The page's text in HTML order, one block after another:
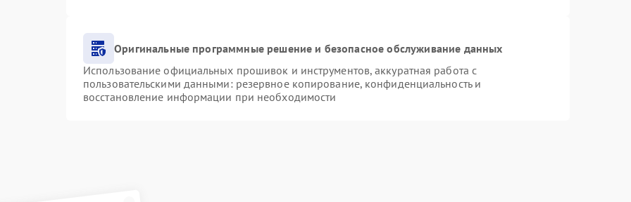
Оригинальные программные решение и безопасное обслуживание данных
Использование официальных прошивок и инструментов, аккуратная работа с
пользовательскими данными: резервное копирование, конфиденциальность и
восстановление информации при необходимости